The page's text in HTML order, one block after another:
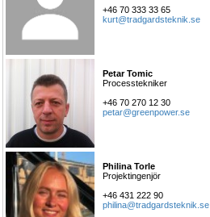
+46 70 333 33 65
kurt@tradgardsteknik.se
Petar Tomic
Processtekniker
+46 70 270 12 30
petar@greenpower.se
Philina Torle
Projektingenjör
+46 431 222 90
philina@tradgardsteknik.se